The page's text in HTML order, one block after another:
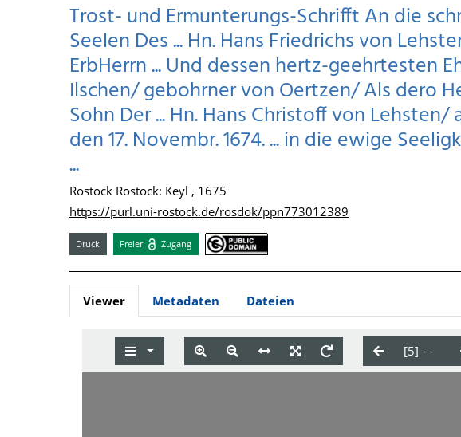
Trost- und Ermunterungs-Schrifft An die
Seelen Des ... Hn. Hans Friedrichs von
ErbHerrn ... Und dessen hertz-geehrtesten
Ilschen/ gebohrner von Oertzen/ Als dero
Sohn Der ... Hn. Hans Christoff von Lehsten/
den 17. Novembr. 1674. ... in die ewige
...
Rostock Rostock: Keyl , 1675
https://purl.uni-rostock.de/rosdok/ppn773012389
Druck Freier Zugang
Viewer Metadaten Dateien